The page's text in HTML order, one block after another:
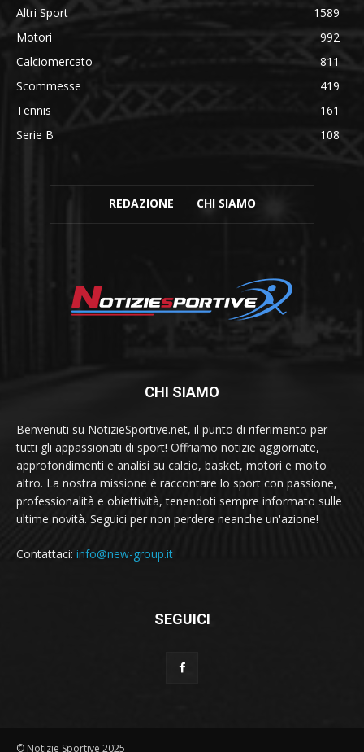
Altri Sport
1589
Motori
992
Calciomercato
811
Scommesse
419
Tennis
161
Serie B
108
REDAZIONE CHI SIAMO
CHI SIAMO
Benvenuti su NotizieSportive.net, il punto di riferimento per
tutti gli appassionati di sport! Offriamo notizie aggiornate,
approfondimenti e analisi su calcio, basket, motori e molto
altro. La nostra missione è raccontare lo sport con passione,
professionalità e obiettività, tenendoti sempre informato sulle
ultime novità. Seguici per non perdere neanche un'azione!
Contattaci: info@new-group.it
SEGUICI
© Notizie Sportive 2025